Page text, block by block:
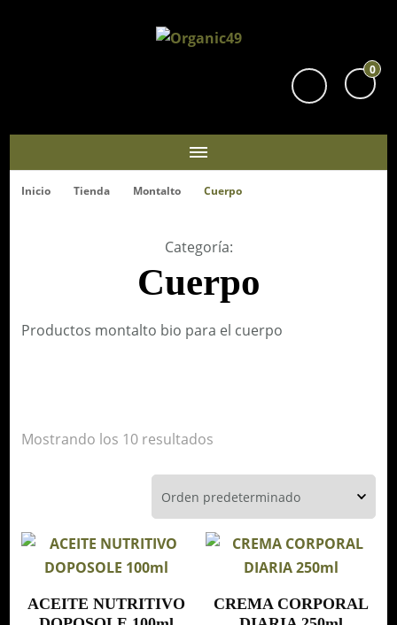
0
Inicio Tienda Montalto Cuerpo
Categoría:
Cuerpo
Productos montalto bio para el cuerpo
Mostrando los 10 resultados
ACEITE NUTRITIVO
CREMA CORPORAL